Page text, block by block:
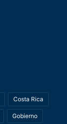
Costa Rica
Gobierno